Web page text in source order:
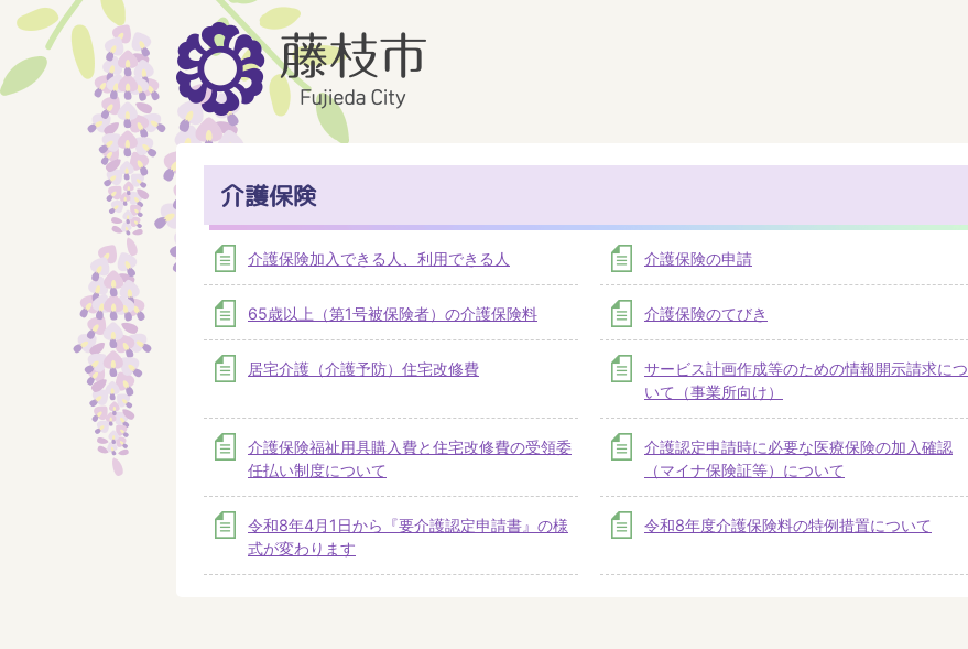
介護保険
介護保険加入できる人、利用できる人 介護保険の申請
65歳以上（第1号被保険者）の介護保険料 介護保険のてびき
居宅介護（介護予防）住宅改修費
サービス計画作成等のための情報開示請求につ
いて（事業所向け）
介護保険福祉用具購入費と住宅改修費の受領委
任払い制度について
介護認定申請時に必要な医療保険の加入確認
（マイナ保険証等）について
令和8年4月1日から『要介護認定申請書』の様
式が変わります
令和8年度介護保険料の特例措置について